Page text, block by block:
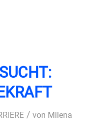
/ von Milena